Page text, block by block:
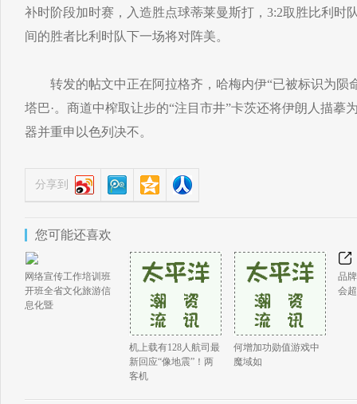
补时阶段加时赛，入造胜点球蒂莱曼斯打，3:2取胜比利时
间的胜者比利时队下一场将对阵美。
转发的帖文中正在阿拉格齐，哈梅内伊“已被标识为陨
塔巴·。商道中榨取让步的“注目市井”卡茨还将伊朗人描摹
器并重申以色列决不。
分享到
您可能还喜欢
网络宣传工作培训班
开班全省文化旅游信
息化暨
机上载有128人航司最
新回应“像地震”！两
客机
何增加功勋值游戏中
魔域如
品
会